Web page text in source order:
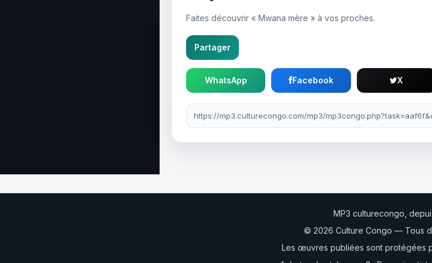
Faites découvrir « Mwana mère » à vos proches.
Partager
WhatsApp Facebook X
Lien à partager
MP3 culturecongo,
© 2026 Culture Congo — Tous
Les œuvres publiées sont protégées